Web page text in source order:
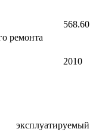
568.60
ремонта
2010
эксплуатируемый